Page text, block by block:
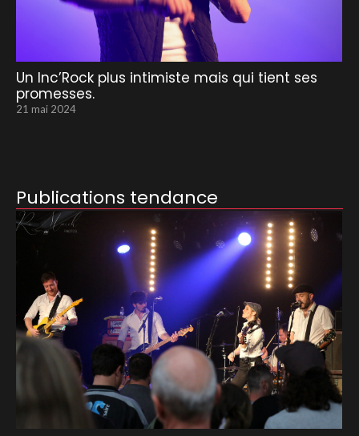
Un Inc’Rock plus intimiste mais qui tient ses
promesses.
21 mai 2024
Publications tendance